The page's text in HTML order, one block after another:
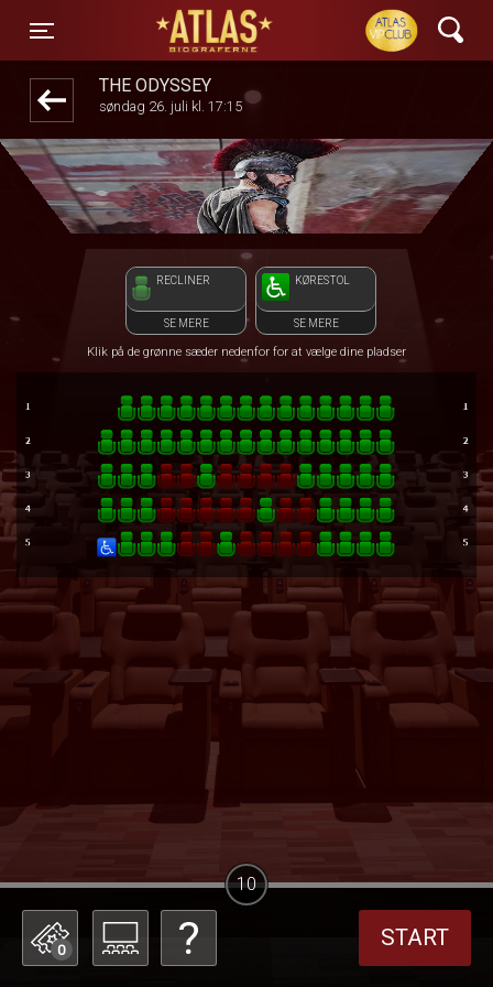
Toggle navigation
ATLAS Biograferne
THE ODYSSEY
søndag 26. juli kl. 17:15
RECLINER
SE MERE
KØRESTOL
SE MERE
Klik på de grønne sæder nedenfor for at vælge dine pladser
0 START
10
front03-cc 030327